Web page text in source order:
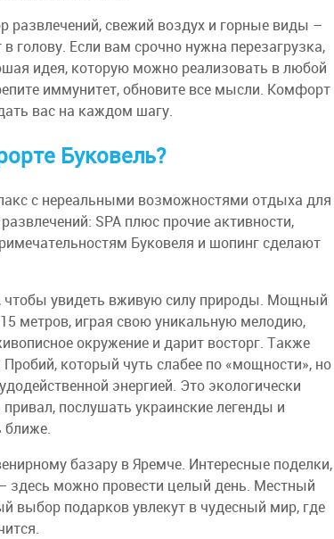
развлечений, свежий воздух и горные виды –
голову. Если вам срочно нужна перезагрузка,
идея, которую можно реализовать в любой
иммунитет, обновите все мысли. Комфорт
вас на каждом шагу.
Буковель?
с нереальными возможностями отдыха для
SPA плюс прочие активности,
Буковеля и шопинг сделают
чтобы увидеть вживую силу природы. Мощный
метров, играя свою уникальную мелодию,
окружение и дарит восторг. Также
который чуть слабее по «мощности», но
энергией. Это экологически
послушать украинские легенды и
ближе.
базару в Яремче. Интересные поделки,
можно провести целый день. Местный
выбор подарков увлекут в чудесный мир, где